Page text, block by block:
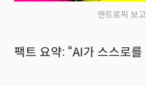
앤트로픽 보
팩트 요약: “AI가 스스로